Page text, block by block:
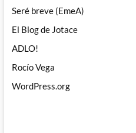
Seré breve (EmeA)
El Blog de Jotace
ADLO!
Rocío Vega
WordPress.org